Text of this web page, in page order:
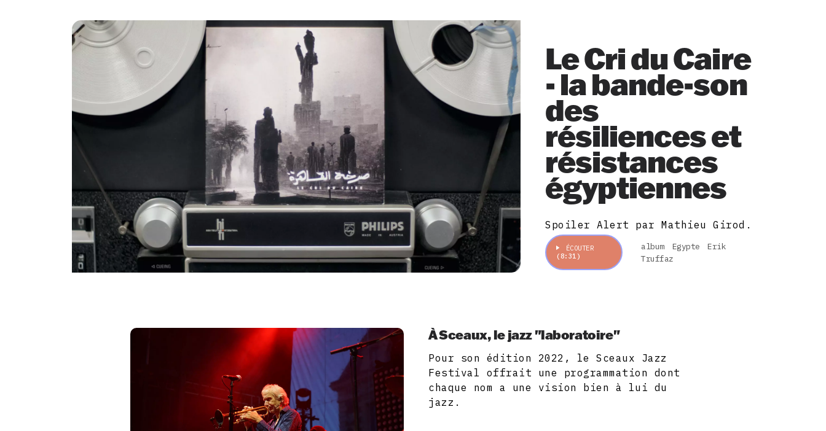
Le Cri du Caire
- la bande-son
des
résiliences et
résistances
égyptiennes
Spoiler Alert par Mathieu Girod.
ÉCOUTER
(8:31)
album Egypte
Erik
Truffaz
À Sceaux, le jazz "laboratoire"
Pour son édition 2022, le Sceaux Jazz
Festival offrait une programmation dont
chaque nom a une vision bien à lui du
jazz.